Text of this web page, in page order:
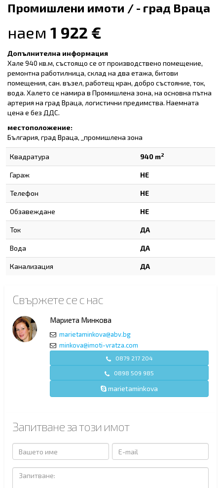
Промишлени имоти / - град Враца
наем 1 922 €
Допълнителна информация
Хале 940 кв.м, състоящо се от производствено помещение,
ремонтна работилница, склад на два етажа, битови
помещения, сан. възел, работещ кран, добро състояние, ток,
вода. Халето се намира в Промишлена зона, на основна пътна
артерия на град Враца, логистични предимства. Наемната
цена е без ДДС.
местоположение:
България, град Враца, _промишлена зона
Квадратура 940 m2
Гараж НЕ
Телефон НЕ
Обзавеждане НЕ
Ток ДА
Вода ДА
Канализация ДА
Свържете се с нас
Мариета Минкова
marietaminkova@abv.bg
minkova@imoti-vratza.com
0879 217 204
0898 509 985
marietaminkova
Запитване за този имот